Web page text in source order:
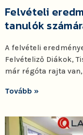
Felvételi
tanulók
A felvételi
Felvételiző Diákok,
már régóta rajta
Tovább »